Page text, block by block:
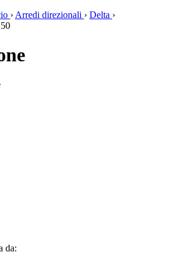
› Arredi direzionali › Delta ›
da: